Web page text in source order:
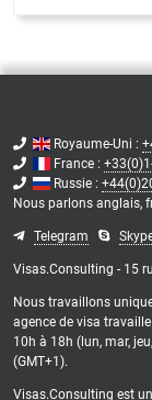
Royaume-Uni :
France :
Russie :
Nous parlons anglais,
Telegram
Visas.Consulting - 15
Nous travaillons
agence de visa
10h à 18h (lun, mar,
(GMT+1).
Visas.Consulting est